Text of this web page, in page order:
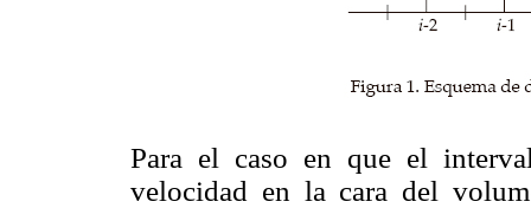
Para el caso en que el
velocidad en la cara del